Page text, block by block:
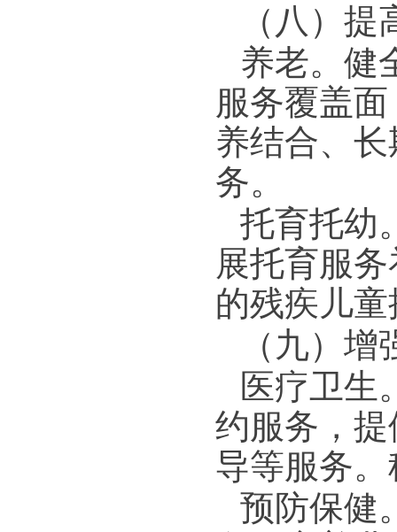
（八）
养老。 健
服务覆盖
养结合、
务。
托育托幼
展托育服
的残疾儿
（九）
医疗卫生
约服务，
导等服务
预防保健